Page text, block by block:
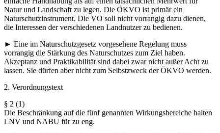
Natur und Landschaft zu legen. Die ÖKVO ist primär ein
Naturschutzinstrument. Die VO soll nicht vorrangig dazu dienen,
die Interessen der verschiedenen Landnutzer zu bedienen.
► Eine im Naturschutzgesetz vorgesehene Regelung muss
vorrangig die Stärkung des Naturschutzes zum Ziel haben.
Akzeptanz und Praktikabilität sind dabei zwar nicht außer Acht zu
lassen. Sie dürfen aber nicht zum Selbstzweck der ÖKVO werden.
2. Verordnungstext
§ 2 (1)
Die Beschränkung auf die fünf genannten Wirkungsbereiche halten
LNV und NABU für zu eng.